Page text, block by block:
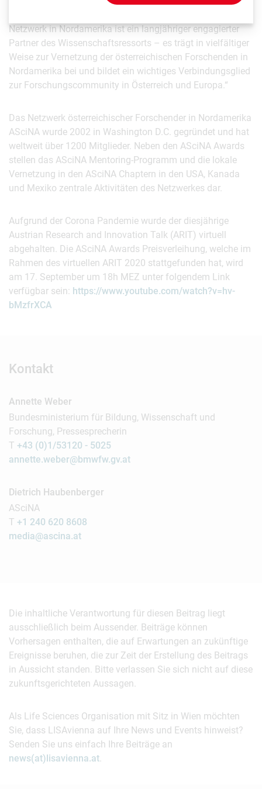
Netzwerk in Nordamerika ist ein langjähriger engagierter
Partner des Wissenschaftsressorts – es trägt in vielfältiger
Weise zur Vernetzung der österreichischen Forschenden in
Nordamerika bei und bildet ein wichtiges Verbindungsglied
zur Forschungscommunity in Österreich und Europa.“
Das Netzwerk österreichischer Forschender in Nordamerika
ASciNA wurde 2002 in Washington D.C. gegründet und hat
weltweit über 1200 Mitglieder. Neben den ASciNA Awards
stellen das ASciNA Mentoring-Programm und die lokale
Vernetzung in den ASciNA Chaptern in den USA, Kanada
und Mexiko zentrale Aktivitäten des Netzwerkes dar.
Aufgrund der Corona Pandemie wurde der diesjährige
Austrian Research and Innovation Talk (ARIT) virtuell
abgehalten. Die ASciNA Awards Preisverleihung, welche im
Rahmen des virtuellen ARIT 2020 stattgefunden hat, wird
am 17. September um 18h MEZ unter folgendem Link
verfügbar sein: https://www.youtube.com/watch?v=hv-
bMzfrXCA
Kontakt
Annette Weber
Bundesministerium für Bildung, Wissenschaft und
Forschung, Pressesprecherin
T +43 (0)1/53120 - 5025
annette.weber@bmwfw.gv.at
Dietrich Haubenberger
ASciNA
T +1 240 620 8608
media@ascina.at
Die inhaltliche Verantwortung für diesen Beitrag liegt
ausschließlich beim Aussender. Beiträge können
Vorhersagen enthalten, die auf Erwartungen an zukünftige
Ereignisse beruhen, die zur Zeit der Erstellung des Beitrags
in Aussicht standen. Bitte verlassen Sie sich nicht auf diese
zukunftsgerichteten Aussagen.
Als Life Sciences Organisation mit Sitz in Wien möchten
Sie, dass LISAvienna auf Ihre News und Events hinweist?
Senden Sie uns einfach Ihre Beiträge an
news(at)lisavienna.at.